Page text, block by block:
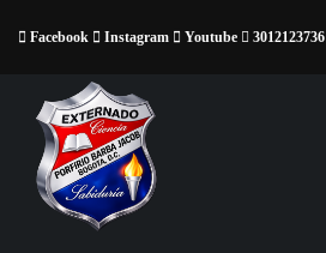
Facebook Instagram Youtube 3012123736